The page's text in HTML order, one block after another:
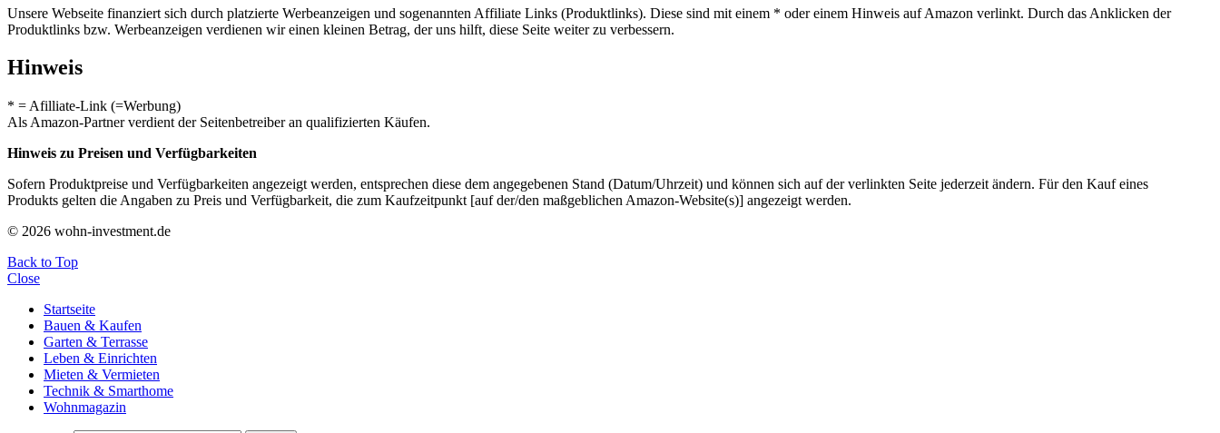
Unsere Webseite finanziert sich durch platzierte Werbeanzeigen und sogenannten Affiliate Links (Produktlinks). Diese sind mit einem * oder einem Hinweis auf Amazon verlinkt. Durch das Anklicken der
Produktlinks bzw. Werbeanzeigen verdienen wir einen kleinen Betrag, der uns hilft, diese Seite weiter zu verbessern.
Hinweis
* = Afilliate-Link (=Werbung)
Als Amazon-Partner verdient der Seitenbetreiber an qualifizierten Käufen.
Hinweis zu Preisen und Verfügbarkeiten
Sofern Produktpreise und Verfügbarkeiten angezeigt werden, entsprechen diese dem angegebenen Stand (Datum/Uhrzeit) und können sich auf der verlinkten Seite jederzeit ändern. Für den Kauf eines
Produkts gelten die Angaben zu Preis und Verfügbarkeit, die zum Kaufzeitpunkt [auf der/den maßgeblichen Amazon-Website(s)] angezeigt werden.
© 2026 wohn-investment.de
Back to Top
Close
Startseite
Bauen & Kaufen
Garten & Terrasse
Leben & Einrichten
Mieten & Vermieten
Technik & Smarthome
Wohnmagazin